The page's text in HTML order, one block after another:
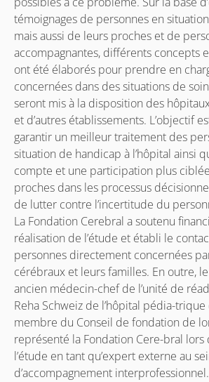
témoignages de personnes en
mais aussi de leurs proches et de
accompagnantes, différents concepts
ont été élaborés pour prendre en
concernées dans des situations de
seront mis à la disposition des
et d’autres établissements. L’objectif
garantir un meilleur traitement des
situation de handicap à l’hôpital ainsi
compte et une participation plus
proches dans les processus
de lutter contre l’incertitude du
La Fondation Cerebral a soutenu
réalisation de l’étude et établi le
personnes directement concernées
cérébraux et leurs familles. En outre,
ancien médecin-chef de l’unité de
Reha Schweiz de l’hôpital pédia-
membre du Conseil de fondation de
représenté la Fondation Cere-bral lors
l’étude en tant qu’expert externe au
d’accompagnement interprofessionnel.